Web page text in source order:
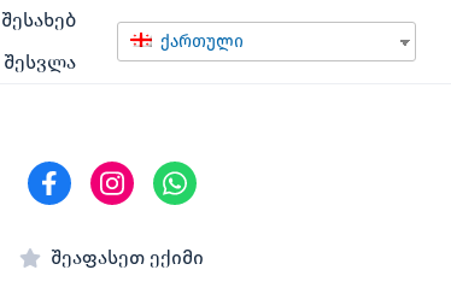
შესვლა
ქართული
შეაფასეთ ექიმი